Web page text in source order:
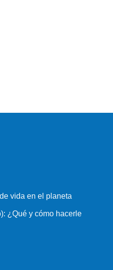
vida en el planeta
¿Qué y cómo hacerle